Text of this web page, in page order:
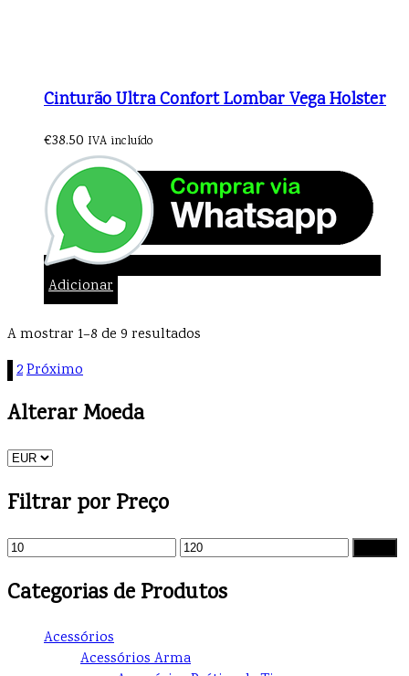
Cinturão Ultra Confort Lombar Vega Holster
€38.50 IVA incluído
Adicionar
A mostrar 1–8 de 9 resultados
2Próximo
Alterar Moeda
Filtrar por Preço
Categorias de Produtos
Acessórios
Acessórios Arma